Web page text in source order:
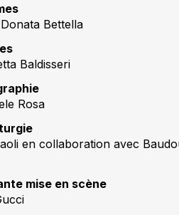
Bettella
Baldisseri
Rosa
en collaboration avec
mise en scène